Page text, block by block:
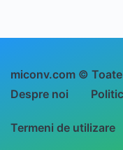
miconv.com ©
Despre noi
Termeni de utilizare